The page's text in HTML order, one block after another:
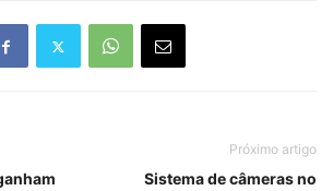
Próximo artigo
Sistema de câmeras no